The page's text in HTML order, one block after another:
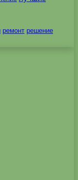
ремонт решение